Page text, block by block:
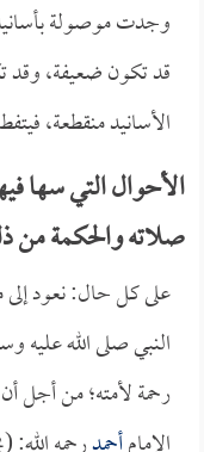
وجدت موصولة
قد تكون ضعيفة، وقد
الأسانيد منقطعة،
الأحوال التي سها
صلاته والحكمة من
على كل حال: نعود
النبي صلى الله عليه
رحمة لأمته؛ من أجل